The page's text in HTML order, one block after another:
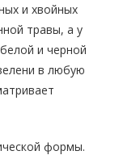
и хвойных
травы, а у
и черной
в любую
формы.